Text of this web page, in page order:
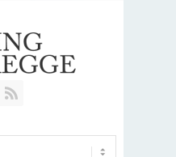
Join our Facebook Group